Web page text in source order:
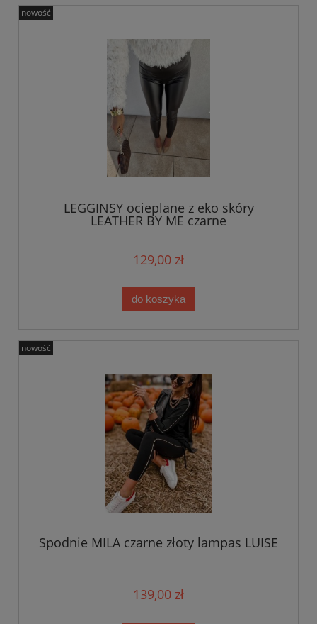
LEGGINSY ocieplane z eko skóry
LEATHER BY ME czarne
129,00 zł
do koszyka
nowość
Spodnie MILA czarne złoty lampas LUISE
139,00 zł
nowość